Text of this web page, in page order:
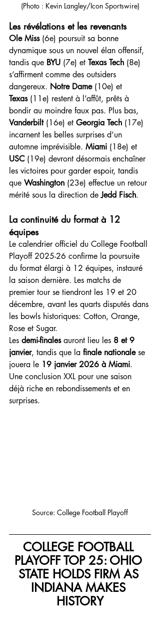
(Photo : Kevin Langley/Icon Sportswire)
Les révélations et les revenants
Ole Miss (6e) poursuit sa bonne
dynamique sous un nouvel élan offensif,
tandis que BYU (7e) et Texas Tech (8e)
s’affirment comme des outsiders
dangereux. Notre Dame (10e) et
Texas (11e) restent à l’affût, prêts à
bondir au moindre faux pas. Plus bas,
Vanderbilt (16e) et Georgia Tech (17e)
incarnent les belles surprises d’un
automne imprévisible. Miami (18e) et
USC (19e) devront désormais enchaîner
les victoires pour garder espoir, tandis
que Washington (23e) effectue un retour
mérité sous la direction de Jedd Fisch.
La continuité du format à 12
équipes
Le calendrier officiel du College Football
Playoff 2025-26 confirme la poursuite
du format élargi à 12 équipes, instauré
la saison dernière. Les matchs de
premier tour se tiendront les 19 et 20
décembre, avant les quarts disputés dans
les bowls historiques: Cotton, Orange,
Rose et Sugar.
Les demi-finales auront lieu les 8 et 9
janvier, tandis que la finale nationale se
jouera le 19 janvier 2026 à Miami.
Une conclusion XXL pour une saison
déjà riche en rebondissements et en
surprises.
Source: College Football Playoff
COLLEGE FOOTBALL
PLAYOFF TOP 25: OHIO
STATE HOLDS FIRM AS
INDIANA MAKES
HISTORY